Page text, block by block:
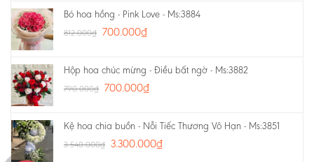
Bó hoa hồng - Pink Love - Ms:3884
812.000₫ 700.000₫
Hộp hoa chúc mừng - Điều bất ngờ - Ms:3882
790.000₫ 700.000₫
Kệ hoa chia buồn - Nỗi Tiếc Thương Vô Hạn - Ms:3851
3.540.000₫ 3.300.000₫